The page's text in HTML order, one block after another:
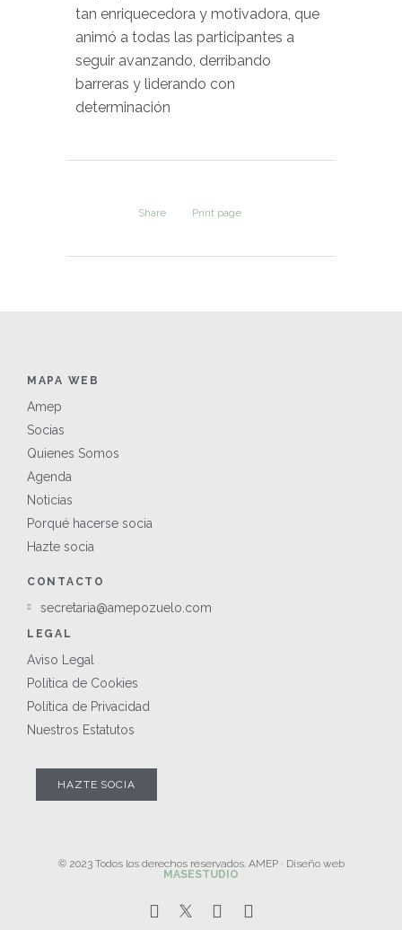
tan enriquecedora y motivadora, que
animó a todas las participantes a
seguir avanzando, derribando
barreras y liderando con
determinación
Share Print page
MAPA WEB
Amep
Socias
Quienes Somos
Agenda
Noticias
Porqué hacerse socia
Hazte socia
CONTACTO
secretaria@amepozuelo.com
LEGAL
Aviso Legal
Política de Cookies
Política de Privacidad
Nuestros Estatutos
HAZTE SOCIA
© 2023 Todos los derechos reservados. AMEP · Diseño web
MASESTUDIO